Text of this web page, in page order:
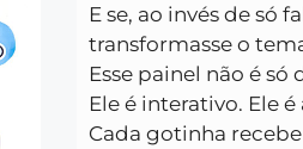
E se, ao invés de só
transformasse o
Esse painel não é só
Ele é interativo. Ele
Cada gotinha